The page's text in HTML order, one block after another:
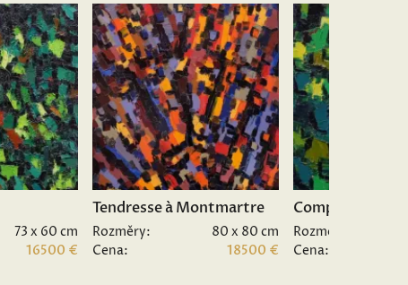
73 x 60 cm
16500 €
Tendresse à Montmartre
Rozměry:
80 x 80 cm
Cena:
18500 €
Composition II.
Rozměry:
Cena: